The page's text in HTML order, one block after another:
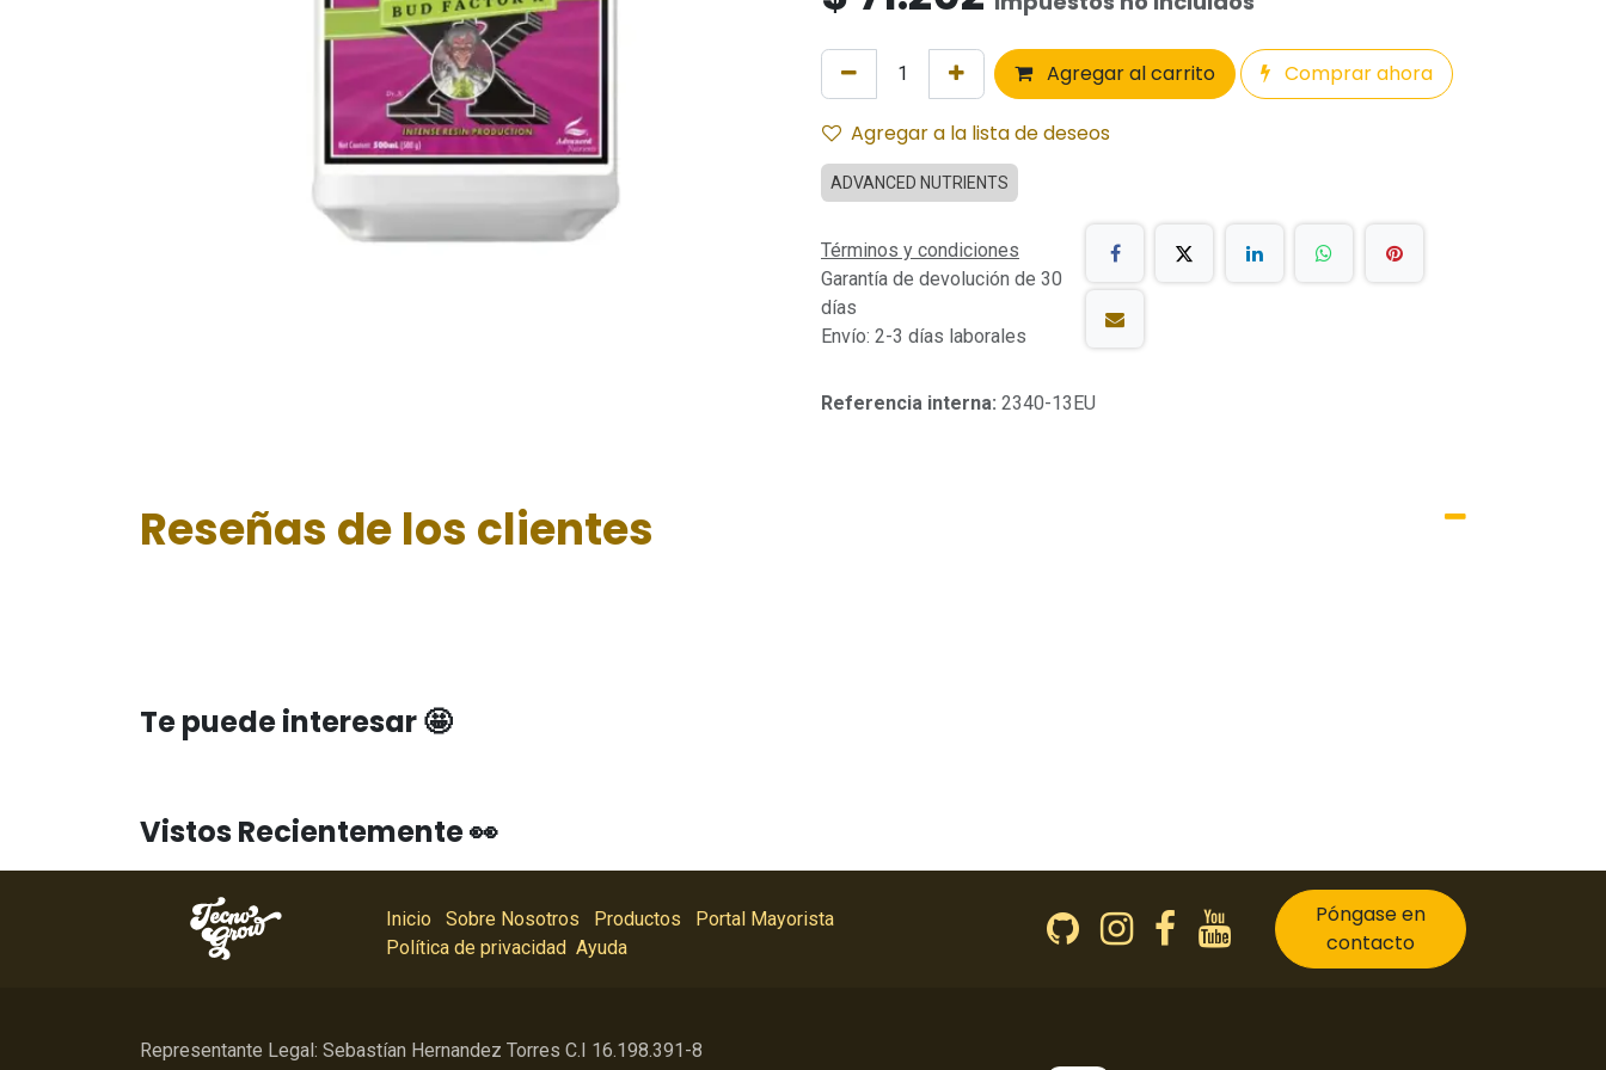
Agregar al carrito Comprar ahora
Agregar a la lista de deseos
ADVANCED NUTRIENTS
Términos y condiciones
Garantía de devolución de 30
días
Envío: 2-3 días laborales
Referencia interna: 2340-13EU
Reseñas de los clientes
Te puede interesar 🤩
Vistos Recientemente 👀
Inicio Sobre Nosotros Productos
Portal Mayorista
Política de privacidad Ayuda
Póngase en
contacto
Representante Legal: Sebastían Hernandez Torres C.I 16.198.391-8